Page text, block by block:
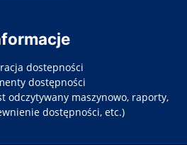
dostepności
dostępności
odczytywany maszynowo, raporty,
dostępności, etc.)